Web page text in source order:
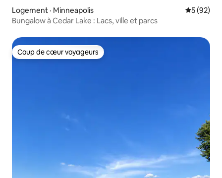
Logement · Minneapolis Note
5 (92)
Bungalow à Cedar Lake : Lacs, ville et parcs
Coup de cœur voyageurs
Coup de cœur voyageurs